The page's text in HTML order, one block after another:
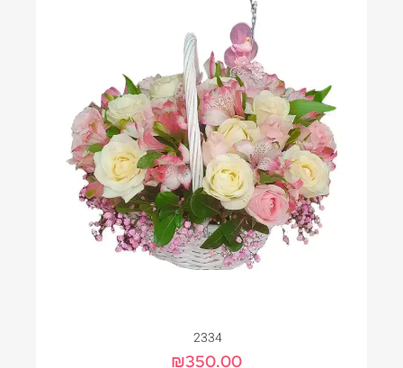
2334
₪350.00